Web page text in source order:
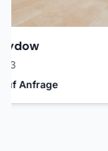
Anfrage